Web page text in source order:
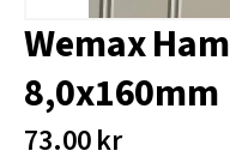
Wemax
8,0x160mm
73.00kr